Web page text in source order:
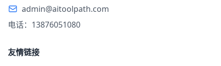
admin@aitoolpath.com
电话：13876051080
友情链接